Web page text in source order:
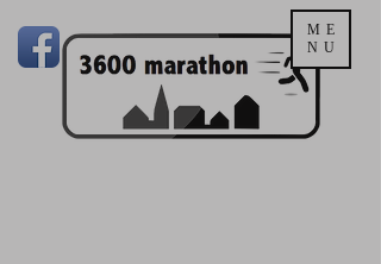
ME
NU